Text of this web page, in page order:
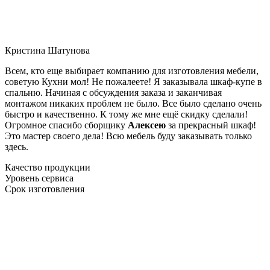
Кристина Шатунова
Всем, кто еще выбирает компанию для изготовления мебели,
советую Кухни мол! Не пожалеете! Я заказывала шкаф-купе в
спальню. Начиная с обсуждения заказа и заканчивая
монтажом никаких проблем не было. Все было сделано очень
быстро и качественно. К тому же мне ещё скидку сделали!
Огромное спасибо сборщику Алексею за прекрасный шкаф!
Это мастер своего дела! Всю мебель буду заказывать только
здесь.
Качество продукции
Уровень сервиса
Срок изготовления